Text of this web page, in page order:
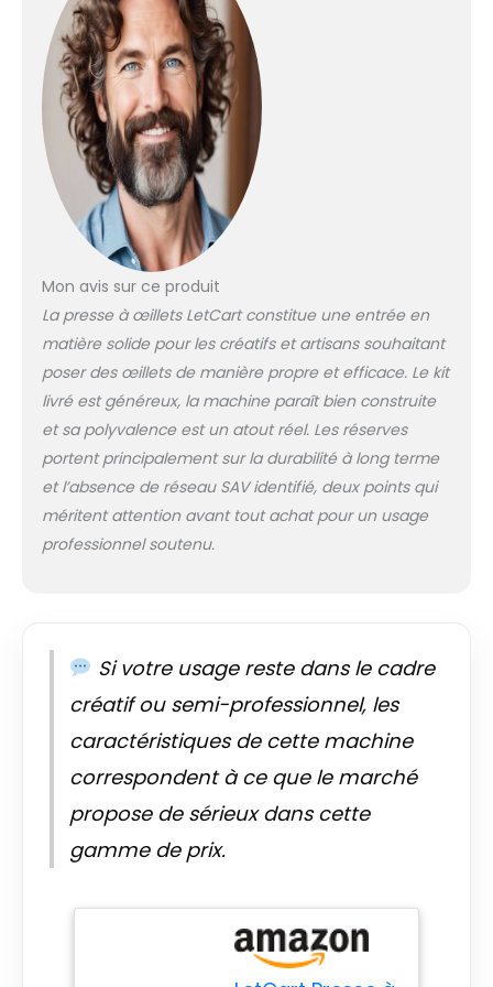
haute qualité, outil
d'œillet presse
manuelle il est
robuste et durable,
haute dureté et
haute précision.
【Fixer des rivets,
des boutons, des
goujons】 : La
poinçonnage pour
une utilisation
pratique, utilisée
pour la fixation de
rivets, de boutons,
de goujons.
【6/10/12 mm】 : Le
jeu de presses à
œillets permet
d'obtenir un total
projets.
【Wide
Outil d'œillets
presse à main
bannières, les
panneaux, les
auvents, les
les chaussures, etc.
Mon avis sur ce produit
La presse à œillets LetCart constitue une entrée en
matière solide pour les créatifs et artisans souhaitant
poser des œillets de manière propre et efficace. Le kit
livré est généreux, la machine paraît bien construite
et sa polyvalence est un atout réel. Les réserves
portent principalement sur la durabilité à long terme
et l’absence de réseau SAV identifié, deux points qui
méritent attention avant tout achat pour un usage
professionnel soutenu.
Si votre usage reste dans le cadre
créatif ou semi-professionnel, les
caractéristiques de cette machine
correspondent à ce que le marché
propose de sérieux dans cette
gamme de prix.